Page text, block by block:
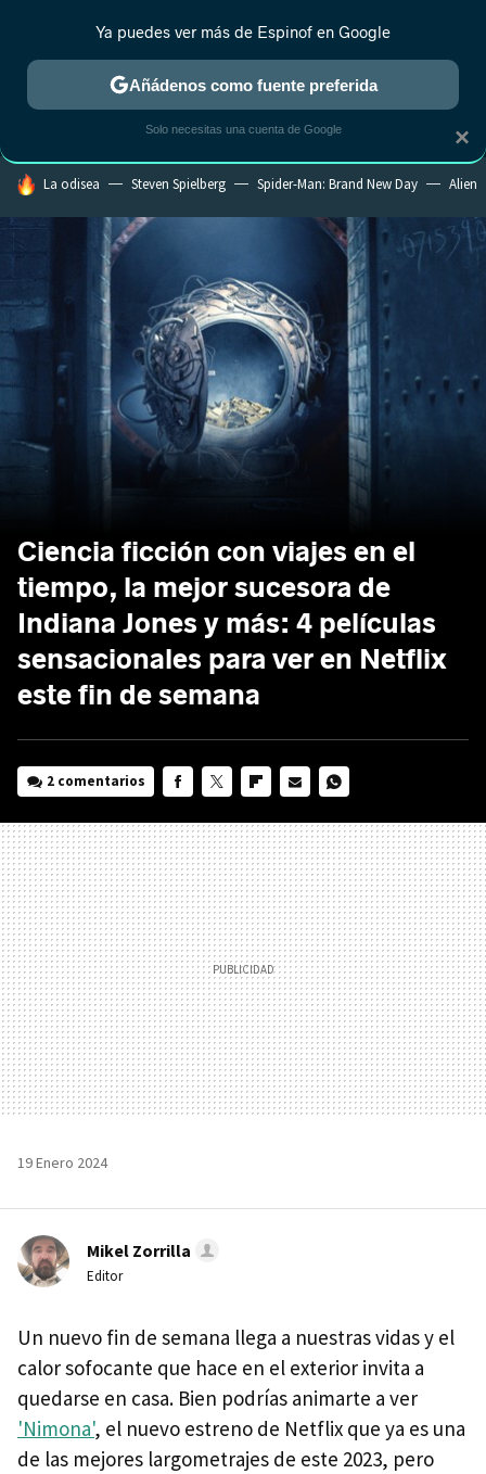
MENÚ NUEVO
ESTRENOS REALITY ANIME RANKINGS CINE
HOY SE HABLA DE
La odisea Steven Spielberg Spider-Man: Brand New Day Alien
Ciencia ficción con viajes en el
tiempo, la mejor sucesora de
Indiana Jones y más: 4 películas
sensacionales para ver en Netflix
este fin de semana
2 comentarios
MAIL
19 Enero 2024
Mikel Zorrilla
Editor
Un nuevo fin de semana llega a nuestras vidas y el
calor sofocante que hace en el exterior invita a
quedarse en casa. Bien podrías animarte a ver
'Nimona', el nuevo estreno de Netflix que ya es una
de las mejores largometrajes de este 2023, pero
×
Ya puedes ver más de Espinof en Google
Añádenos como fuente preferida
Solo necesitas una cuenta de Google